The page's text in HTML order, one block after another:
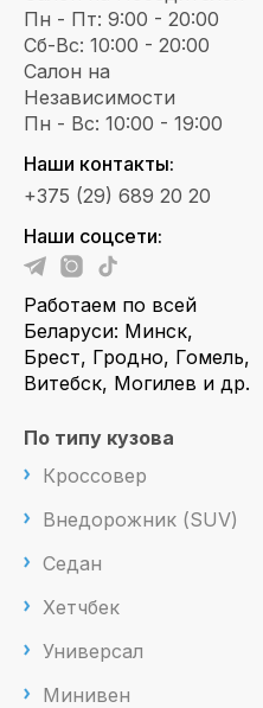
Пн - Пт: 9:00 - 20:00
Сб-Вс: 10:00 - 20:00
Салон на
Независимости
Пн - Вс: 10:00 - 19:00
Наши контакты:
+375 (29) 689 20 20
Наши соцсети:
Работаем по всей
Беларуси: Минск,
Брест, Гродно, Гомель,
Витебск, Могилев и др.
По типу кузова
Кроссовер
Внедорожник (SUV)
Седан
Хетчбек
Универсал
Минивен